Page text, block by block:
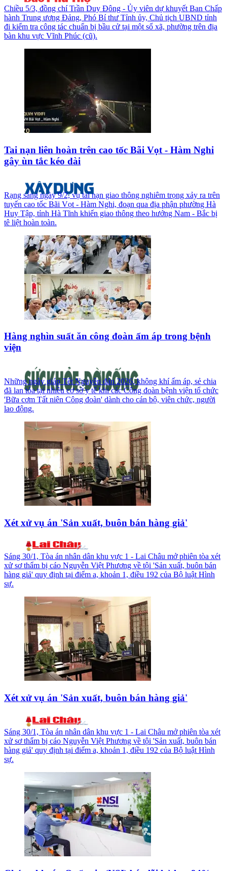
Chiều 5/3, đồng chí Trần Duy Đông - Ủy viên dự khuyết Ban Chấp
hành Trung ương Đảng, Phó Bí thư Tỉnh ủy, Chủ tịch UBND tỉnh
đi kiểm tra công tác chuẩn bị bầu cử tại một số xã, phường trên địa
bàn khu vực Vĩnh Phúc (cũ).
Tai nạn liên hoàn trên cao tốc Bãi Vọt - Hàm Nghi
gây ùn tắc kéo dài
Rạng sáng ngày 9/2, vụ tai nạn giao thông nghiêm trọng xảy ra trên
tuyến cao tốc Bãi Vọt - Hàm Nghi, đoạn qua địa phận phường Hà
Huy Tập, tỉnh Hà Tĩnh khiến giao thông theo hướng Nam - Bắc bị
tê liệt hoàn toàn.
Hàng nghìn suất ăn công đoàn ấm áp trong bệnh
viện
Những ngày giáp Tết Nguyên đán 2026, không khí ấm áp, sẻ chia
đã lan tỏa tại nhiều cơ sở y tế khi các Công đoàn bệnh viện tổ chức
'Bữa cơm Tất niên Công đoàn' dành cho cán bộ, viên chức, người
lao động.
Xét xử vụ án 'Sản xuất, buôn bán hàng giả'
Sáng 30/1, Tòa án nhân dân khu vực 1 - Lai Châu mở phiên tòa xét
xử sơ thẩm bị cáo Nguyễn Việt Phương về tội 'Sản xuất, buôn bán
hàng giả' quy định tại điểm a, khoản 1, điều 192 của Bộ luật Hình
sự.
Xét xử vụ án 'Sản xuất, buôn bán hàng giả'
Sáng 30/1, Tòa án nhân dân khu vực 1 - Lai Châu mở phiên tòa xét
xử sơ thẩm bị cáo Nguyễn Việt Phương về tội 'Sản xuất, buôn bán
hàng giả' quy định tại điểm a, khoản 1, điều 192 của Bộ luật Hình
sự.